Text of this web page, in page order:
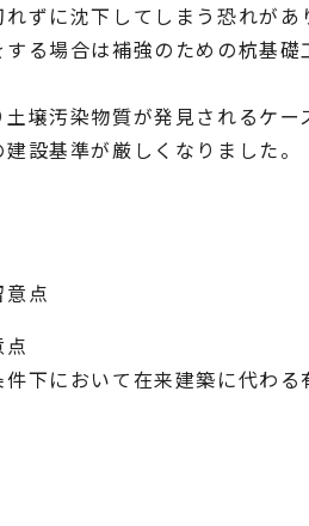
ずに沈下してしまう恐れがあ
る場合は補強のための杭基
壌汚染物質が発見されるケ
設基準が厳しくなりました。
点
下において在来建築に代わ